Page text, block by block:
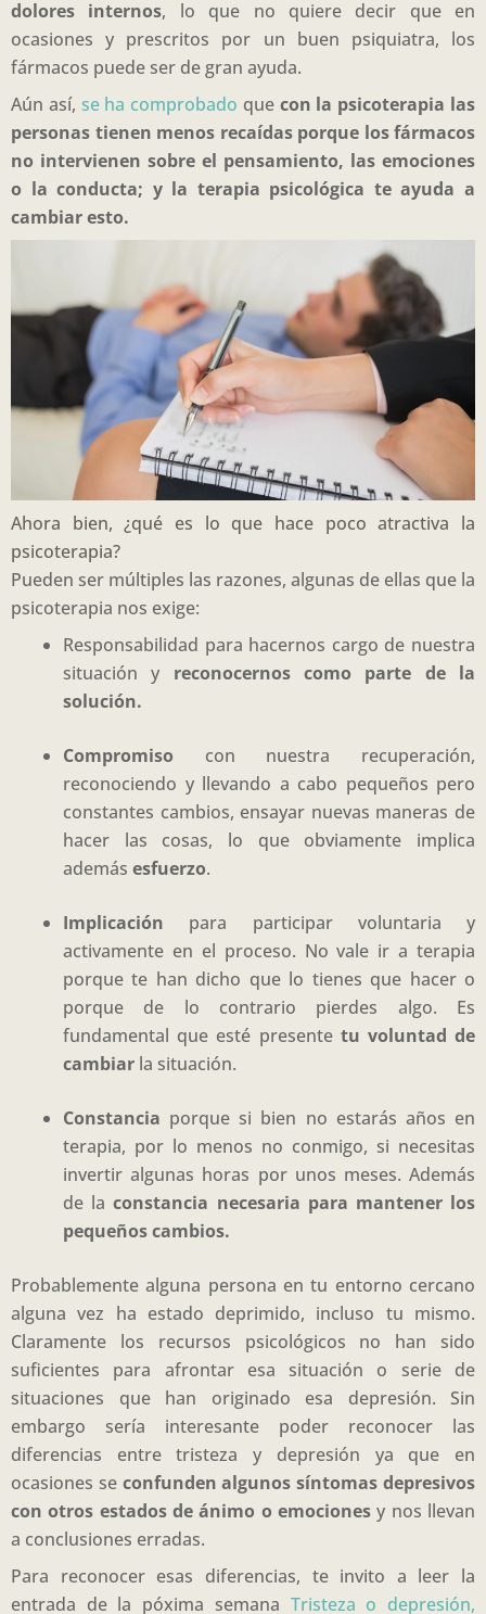
dolores internos, lo que no quiere decir que en
ocasiones y prescritos por un buen psiquiatra, los
fármacos puede ser de gran ayuda.
Aún así, se ha comprobado que con la psicoterapia las
personas tienen menos recaídas porque los fármacos
no intervienen sobre el pensamiento, las emociones
o la conducta; y la terapia psicológica te ayuda a
cambiar esto.
Ahora bien, ¿qué es lo que hace poco atractiva la
psicoterapia?
Pueden ser múltiples las razones, algunas de ellas que la
psicoterapia nos exige:
Responsabilidad para hacernos cargo de nuestra
situación y reconocernos como parte de la
solución.
Compromiso con nuestra recuperación,
reconociendo y llevando a cabo pequeños pero
constantes cambios, ensayar nuevas maneras de
hacer las cosas, lo que obviamente implica
además esfuerzo.
Implicación para participar voluntaria y
activamente en el proceso. No vale ir a terapia
porque te han dicho que lo tienes que hacer o
porque de lo contrario pierdes algo. Es
fundamental que esté presente tu voluntad de
cambiar la situación.
Constancia porque si bien no estarás años en
terapia, por lo menos no conmigo, si necesitas
invertir algunas horas por unos meses. Además
de laconstancia necesaria para mantener los
pequeños cambios.
Probablemente alguna persona en tu entorno cercano
alguna vez ha estado deprimido, incluso tu mismo.
Claramente los recursos psicológicos no han sido
suficientes para afrontar esa situación o serie de
situaciones que han originado esa depresión. Sin
embargo sería interesante poder reconocer las
diferencias entre tristeza y depresión ya que en
ocasiones se confunden algunos síntomas depresivos
con otros estados de ánimo o emociones y nos llevan
a conclusiones erradas.
Para reconocer esas diferencias, te invito a leer la
entrada de la póxima semana Tristeza o depresión,